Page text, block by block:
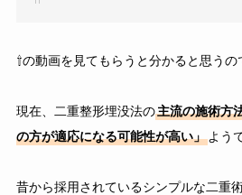
⇧の動画を見てもらうと分かると思うの
現在、二重整形埋没法の主流の施術方
の方が適応になる可能性が高い」よう
昔から採用されているシンプルな二重